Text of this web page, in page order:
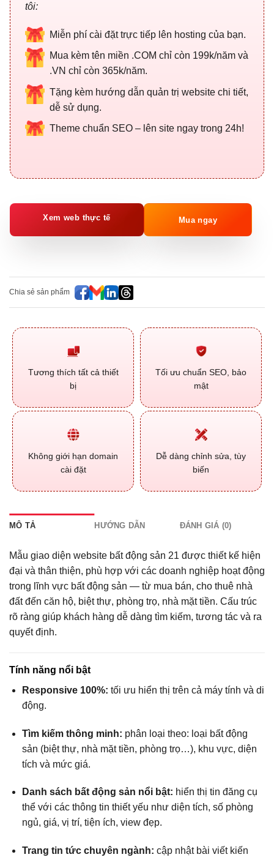
tôi:
Miễn phí cài đặt trực tiếp lên hosting của bạn.
Mua kèm tên miền .COM chỉ còn 199k/năm và
.VN chỉ còn 365k/năm.
Tặng kèm hướng dẫn quản trị website chi tiết,
dễ sử dụng.
Theme chuẩn SEO – lên site ngay trong 24h!
Xem web thực tế Mua ngay
Chia sẻ sản phẩm
Tương thích tất cả thiết
bị
Tối ưu chuẩn SEO, bảo
mật
Không giới hạn domain
cài đặt
Dễ dàng chỉnh sửa, tùy
biến
MÔ TẢ HƯỚNG DẪN ĐÁNH GIÁ (0)
Mẫu giao diện website bất động sản 21 được thiết kế hiện
đại và thân thiện, phù hợp với các doanh nghiệp hoạt động
trong lĩnh vực bất động sản — từ mua bán, cho thuê nhà
đất đến căn hộ, biệt thự, phòng trọ, nhà mặt tiền. Cấu trúc
rõ ràng giúp khách hàng dễ dàng tìm kiếm, tương tác và ra
quyết định.
Tính năng nổi bật
Responsive 100%: tối ưu hiển thị trên cả máy tính và di
động.
Tìm kiếm thông minh: phân loại theo: loại bất động
sản (biệt thự, nhà mặt tiền, phòng trọ…), khu vực, diện
tích và mức giá.
Danh sách bất động sản nổi bật: hiển thị tin đăng cụ
thể với các thông tin thiết yếu như diện tích, số phòng
ngủ, giá, vị trí, tiện ích, view đẹp.
Trang tin tức chuyên ngành: cập nhật bài viết kiến